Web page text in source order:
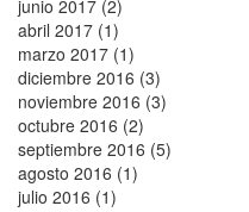
junio 2017 (2)
abril 2017 (1)
marzo 2017 (1)
diciembre 2016 (3)
noviembre 2016 (3)
octubre 2016 (2)
septiembre 2016 (5)
agosto 2016 (1)
julio 2016 (1)